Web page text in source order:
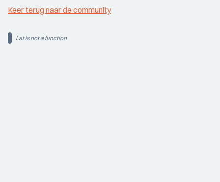
Keer terug naar de community
i.at is not a function